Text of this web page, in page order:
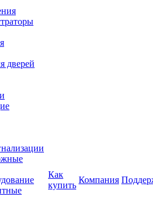
дверей
Как
купить
Компания